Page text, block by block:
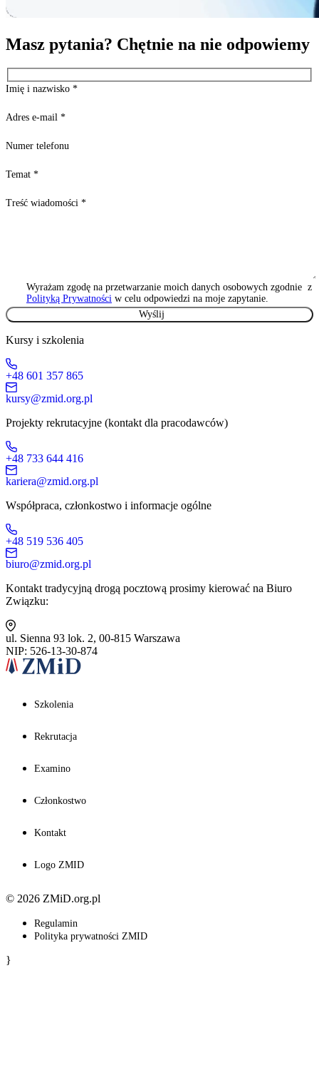
Masz pytania? Chętnie na nie odpowiemy
Imię i nazwisko *
Adres e-mail *
Numer telefonu
Temat *
Treść wiadomości *
Wyrażam zgodę na przetwarzanie moich danych osobowych zgodnie z
Polityką Prywatności w celu odpowiedzi na moje zapytanie.
Kursy i szkolenia
+48 601 357 865
kursy@zmid.org.pl
Projekty rekrutacyjne (kontakt dla pracodawców)
+48 733 644 416
kariera@zmid.org.pl
Współpraca, członkostwo i informacje ogólne
+48 519 536 405
biuro@zmid.org.pl
Kontakt tradycyjną drogą pocztową prosimy kierować na Biuro
Związku:
ul. Sienna 93 lok. 2, 00-815 Warszawa
NIP: 526-13-30-874
Szkolenia
Rekrutacja
Examino
Członkostwo
Kontakt
Logo ZMID
© 2026 ZMiD.org.pl
Regulamin
Polityka prywatności ZMID
}